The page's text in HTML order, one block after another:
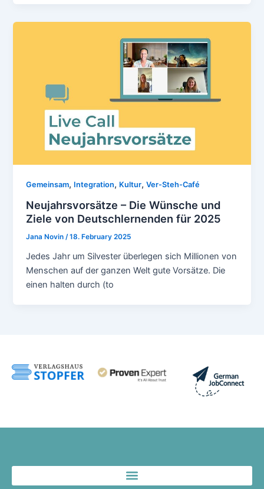
Gemeinsam, Integration, Kultur,Ver-Steh-Café
Neujahrsvorsätze – Die Wünsche und
Ziele von Deutschlernenden für 2025
Jana Novin/18. February 2025
Jedes Jahr um Silvester überlegen sich Millionen von
Menschen auf der ganzen Welt gute Vorsätze. Die
einen halten durch (to